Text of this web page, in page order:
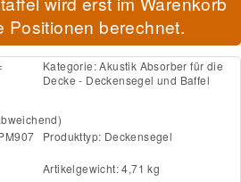
Positionen berechnet.
Kategorie:Akustik Absorber für die
Decke - Deckensegel und Baffel
Produkttyp: Deckensegel
Artikelgewicht: 4,71 kg